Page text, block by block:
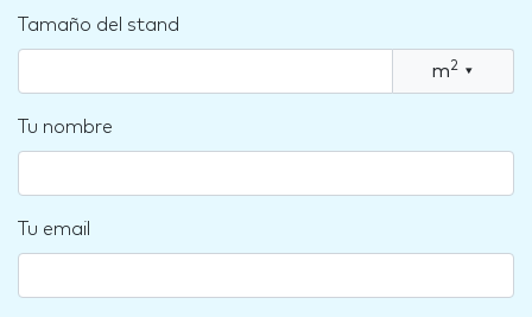
Tamaño del stand
m2 ▾
Tu nombre
Tu email